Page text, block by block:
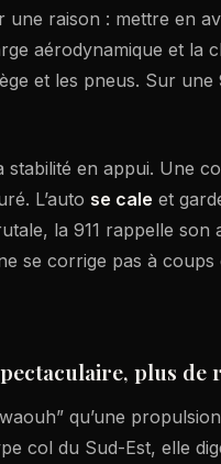
raison : mettre en
aérodynamique et la
et les pneus. Sur
en appui. Une
L’auto se cale et
la 911 rappelle
se corrige pas à
plus
qu’une
col du Sud-Est, elle